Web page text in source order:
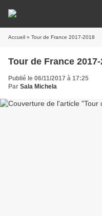
Accueil » Tour de France 2017-2018
Tour de France 2017-
Publié le 06/11/2017 à 17:25
Par Sala Michela